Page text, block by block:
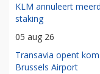
KLM annuleert
staking
05 aug 26
Transavia opent
Brussels Airport